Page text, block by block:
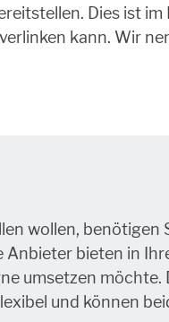
Dies ist
kann. Wir
wollen,
Anbieter bieten in
umsetzen
und können